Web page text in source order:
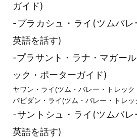
ガイド)
-プラカシュ・ライ(ツムバ
英語を話す)
-プラサント・ラナ・マガー
ック・ポーターガイド)
ヤワン・ライ(ツム・バレー・トレッ
パビダン・ライ(ツム・バレー・トレ
-サントシュ・ライ(ツムバ
英語を話す)